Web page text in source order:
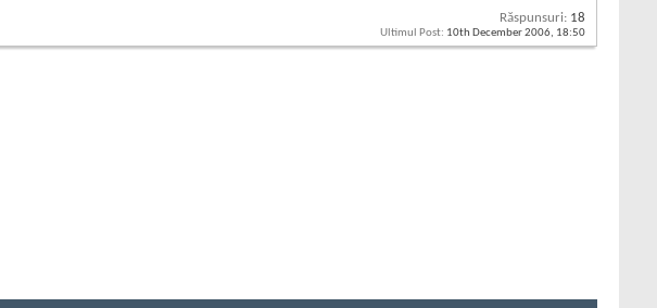
Răspunsuri: 18
Ultimul Post: 10th December 2006, 18:50